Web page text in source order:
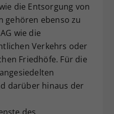
die Entsorgung von
gehören ebenso zu
wie die
Verkehrs oder
Friedhöfe. Für die
darüber hinaus der